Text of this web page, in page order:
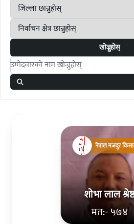
खोज्नुहोस्
Search candidates
शाेभा लाल
मत:- ५७४
नेपाल मजदुर
पार्टी